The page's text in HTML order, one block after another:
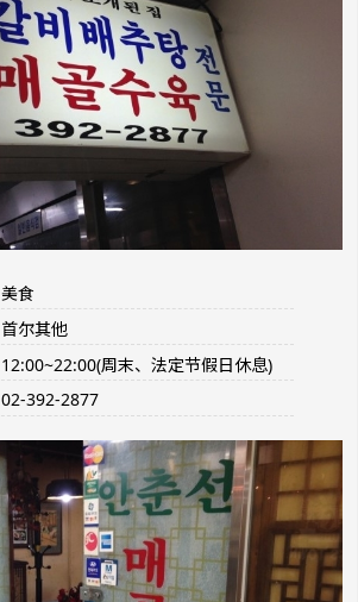
美食
首尔其他
12:00~22:00(周末、法定节假日休息)
02-392-2877